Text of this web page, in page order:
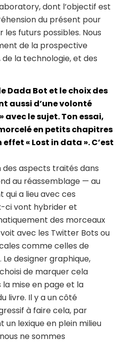
dont l’objectif est
du présent pour
futurs possibles. Nous
de la prospective
la technologie, et des
Dada Bot et le choix des
aussi d’une volonté
avec le sujet. Ton essai,
en petits chapitres
« Lost in data ». C’est
aspects traités dans
au réassemblage — au
a lieu avec ces
ci vont hybrider et
des morceaux
avec les Twitter Bots ou
comme celles de
designer graphique,
de marquer cela
mise en page et la
livre. Il y a un côté
à faire cela, par
un lexique en plein milieu
ne sommes